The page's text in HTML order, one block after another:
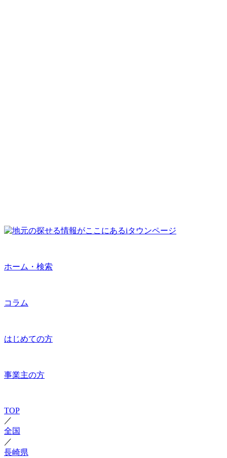
ホーム・検索
コラム
はじめての方
事業主の方
TOP
／
全国
／
長崎県